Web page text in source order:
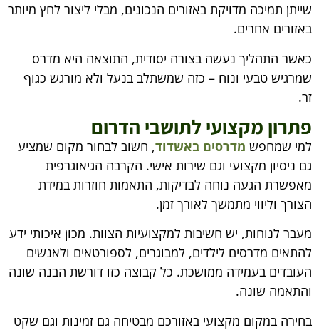
שייתן תמיכה מדויקת באזורים הנכונים, מבלי ליצור לחץ מיותר
באזורים אחרים.
כאשר התהליך נעשה בצורה יסודית, התוצאה היא מדרס
שמרגיש טבעי ונוח – כזה שמשתלב בנעל ולא מורגש כגוף
זר.
פתרון מקצועי לתושבי הדרום
למי שמחפשמדרסים באשדוד, חשוב לבחור מקום שמציע
גם ניסיון מקצועי וגם שירות אישי. הקרבה הגיאוגרפית
מאפשרת הגעה נוחה לבדיקות, התאמות חוזרות במידת
הצורך וליווי מתמשך לאורך זמן.
מעבר לנוחות, יש חשיבות למקצועיות הצוות. מכון איכותי ידע
להתאים מדרסים לילדים, למבוגרים, לספורטאים ולאנשים
העובדים בעמידה ממושכת. כל קבוצה כזו דורשת הבנה שונה
והתאמה שונה.
בחירה במקום מקצועי באזורכם מבטיחה גם זמינות וגם שקט